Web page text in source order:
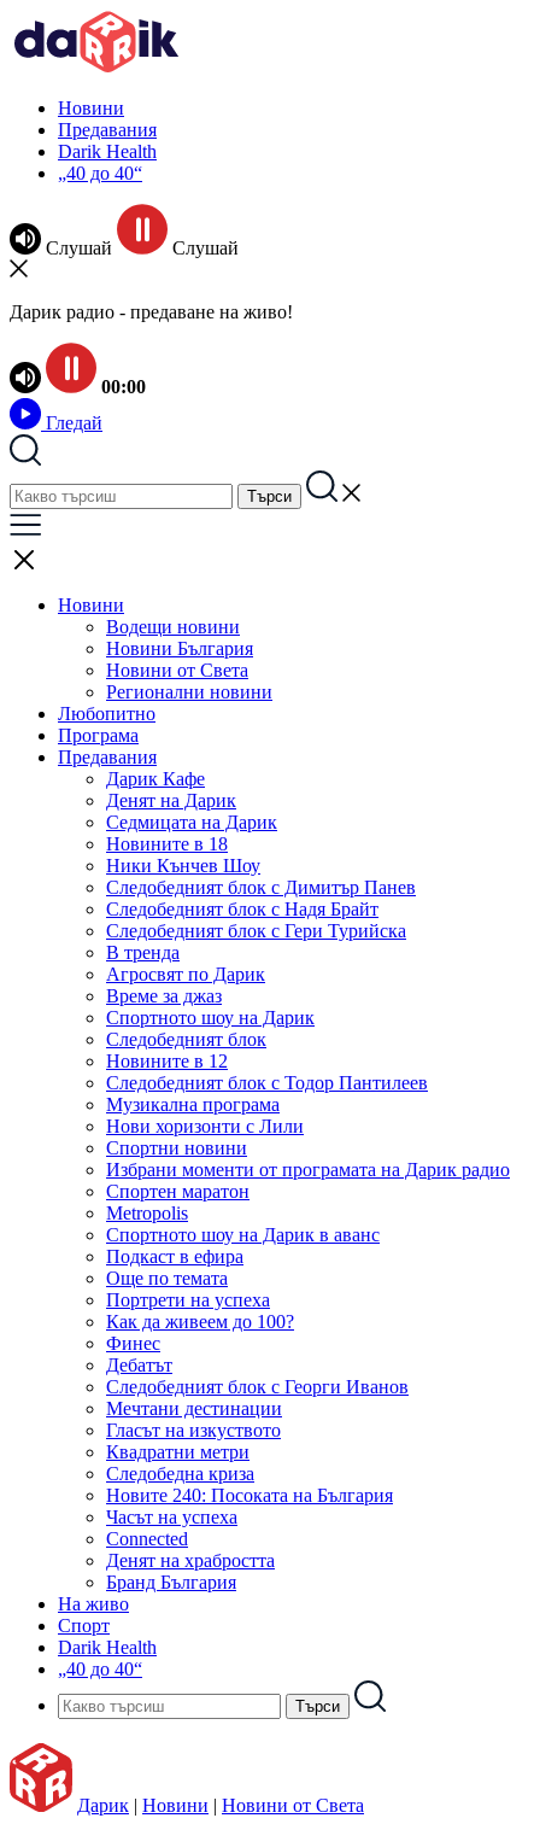
Новини
Предавания
Darik Health
„40 до 40“
Слушай Слушай
Дарик радио - предаване на живо!
00:00
Гледай
Новини
Водещи новини
Новини България
Новини от Света
Регионални новини
Любопитно
Програма
Предавания
Дарик Кафе
Денят на Дарик
Седмицата на Дарик
Новините в 18
Ники Кънчев Шоу
Следобедният блок с Димитър Панев
Следобедният блок с Надя Брайт
Следобедният блок с Гери Турийска
В тренда
Агросвят по Дарик
Време за джаз
Спортното шоу на Дарик
Следобедният блок
Новините в 12
Следобедният блок с Тодор Пантилеев
Музикална програма
Нови хоризонти с Лили
Спортни новини
Избрани моменти от програмата на Дарик радио
Спортен маратон
Metropolis
Спортното шоу на Дарик в аванс
Подкаст в ефира
Още по темата
Портрети на успеха
Как да живеем до 100?
Финес
Дебатът
Следобедният блок с Георги Иванов
Мечтани дестинации
Гласът на изкуството
Квадратни метри
Следобедна криза
Новите 240: Посоката на България
Часът на успеха
Connected
Денят на храбростта
Бранд България
На живо
Спорт
Darik Health
„40 до 40“
Дарик | Новини | Новини от Света